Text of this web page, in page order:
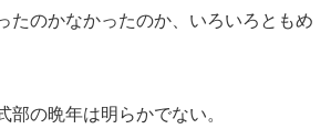
たのかなかったのか、いろいろともめ
部の晩年は明らかでない。